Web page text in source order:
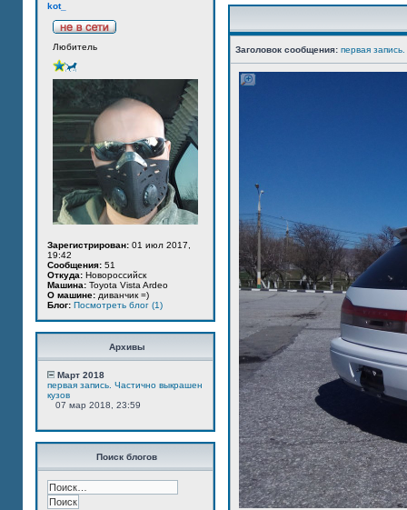
kot_
Любитель
Зарегистрирован: 01 июл 2017,
19:42
Сообщения: 51
Откуда: Новороссийск
Машина: Toyota Vista Ardeo
О машине: диванчик =)
Блог: Посмотреть блог (1)
Архивы
Март 2018
первая запись. Частично выкрашен
кузов
07 мар 2018, 23:59
Поиск блогов
Заголовок сообщения: первая